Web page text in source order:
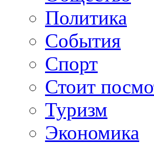
Политика
События
Спорт
Стоит
Туризм
Экономика